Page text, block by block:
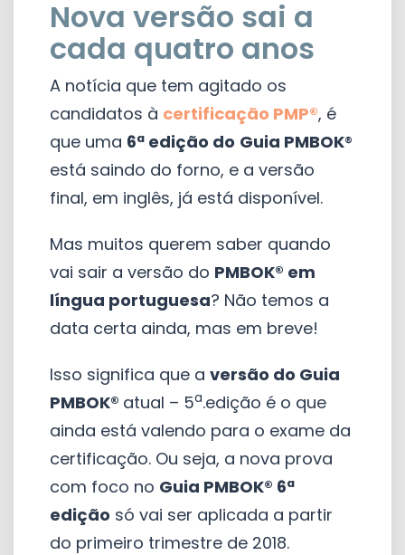
Nova versão sai a
cada quatro anos
A notícia que tem agitado os
candidatos à certificação PMP®, é
que uma 6ª edição do Guia PMBOK®
está saindo do forno, e a versão
final, em inglês, já está disponível.
Mas muitos querem saber quando
vai sair a versão do PMBOK® em
língua portuguesa? Não temos a
data certa ainda, mas em breve!
Isso significa que a versão do Guia
PMBOK® atual – 5a.edição é o que
ainda está valendo para o exame da
certificação. Ou seja, a nova prova
com foco no Guia PMBOK® 6ª
edição só vai ser aplicada a partir
do primeiro trimestre de 2018.